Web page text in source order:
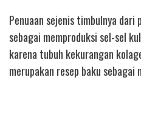
Penuaan sejenis timbulnya dari
sebagai memproduksi sel-sel
karena tubuh kekurangan
merupakan resep baku